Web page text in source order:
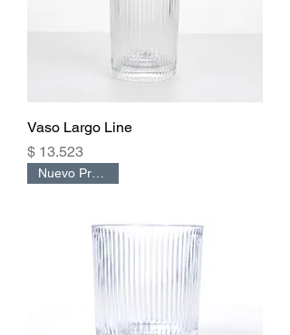
Vaso Largo Line
Precio
$ 13.523
Nuevo Producto